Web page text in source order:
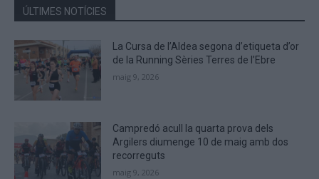
the
CAPTCHA
to
verify
that
you
ÚLTIMES NOTÍCIES
La Cursa de l’Aldea segona d’etiqueta d’or
de la Running Sèries Terres de l’Ebre
maig 9, 2026
Campredó acull la quarta prova dels
Argilers diumenge 10 de maig amb dos
recorreguts
maig 9, 2026